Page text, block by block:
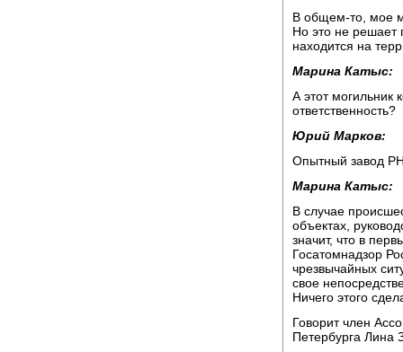
В общем-то, мое
Но это не решает
находится на
Марина Катыс:
А этот могильник
ответственность?
Юрий Марков:
Опытный завод
Марина Катыс:
В случае
объектах,
значит, что в
Госатомнадзор
чрезвычайных
свое
Ничего этого
Говорит член
Петербурга Лина